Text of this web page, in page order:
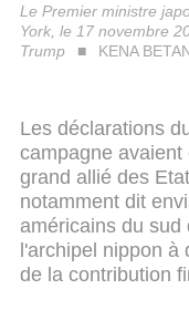
Le Premier ministre
York, le 17 novembre
Trump
KENA
Les déclarations
campagne avaient
grand allié des
notamment dit
américains du sud
l'archipel nippon à
de la contribution